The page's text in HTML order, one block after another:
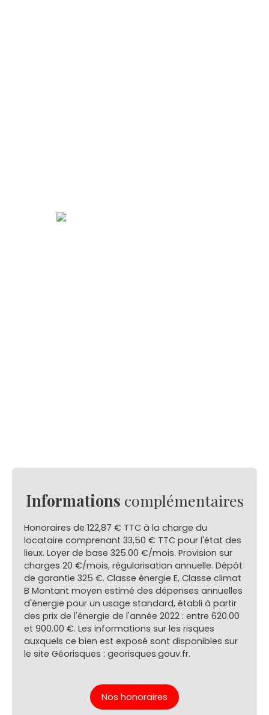
Informations complémentaires
Honoraires de 122,87 € TTC à la charge du
locataire comprenant 33,50 € TTC pour l'état des
lieux. Loyer de base 325.00 €/mois. Provision sur
charges 20 €/mois, régularisation annuelle. Dépôt
de garantie 325 €. Classe énergie E, Classe climat
B Montant moyen estimé des dépenses annuelles
d'énergie pour un usage standard, établi à partir
des prix de l'énergie de l'année 2022 : entre 620.00
et 900.00 €. Les informations sur les risques
auxquels ce bien est exposé sont disponibles sur
le site Géorisques : georisques.gouv.fr.
Nos honoraires